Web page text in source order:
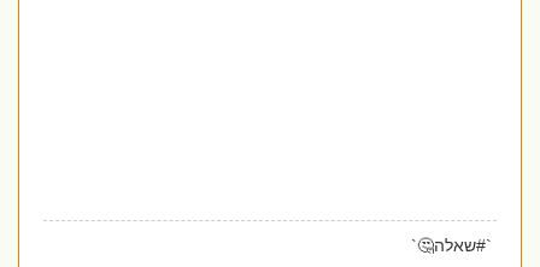
`#שאלה🤔`